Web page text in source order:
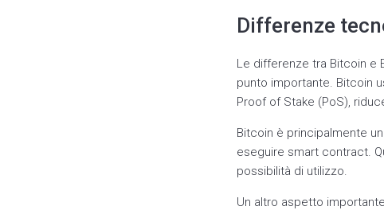
Differenze
Le differenze tra Bitcoin e
punto importante. Bitcoin
Proof of Stake (PoS),
Bitcoin è principalmente
eseguire smart contract.
possibilità di utilizzo.
Un altro aspetto